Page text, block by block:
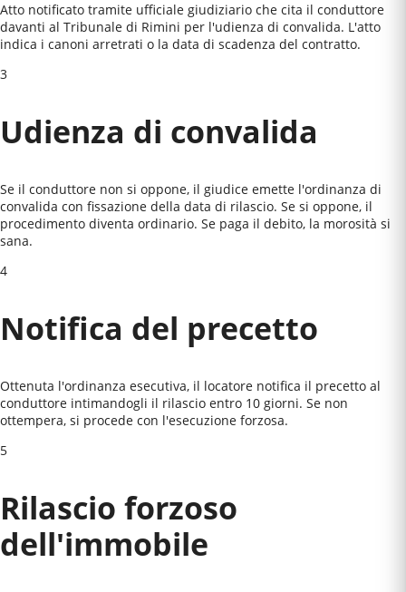
Atto notificato tramite ufficiale giudiziario che cita il conduttore
davanti al Tribunale di Rimini per l'udienza di convalida. L'atto
indica i canoni arretrati o la data di scadenza del contratto.
3
Udienza di convalida
Se il conduttore non si oppone, il giudice emette l'ordinanza di
convalida con fissazione della data di rilascio. Se si oppone, il
procedimento diventa ordinario. Se paga il debito, la morosità si
sana.
4
Notifica del precetto
Ottenuta l'ordinanza esecutiva, il locatore notifica il precetto al
conduttore intimandogli il rilascio entro 10 giorni. Se non
ottempera, si procede con l'esecuzione forzosa.
5
Rilascio forzoso
dell'immobile